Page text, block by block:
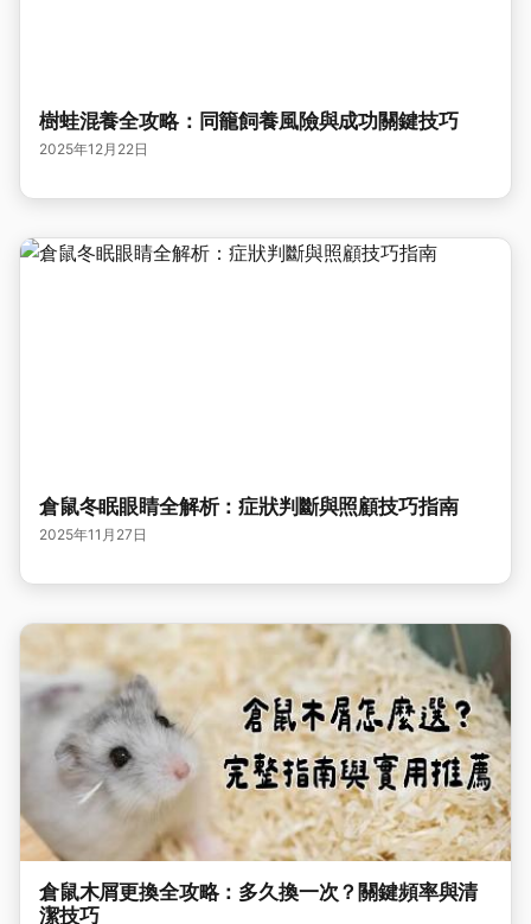
樹蛙混養全攻略：同籠飼養風險與成功關鍵技巧
2025年12月22日
倉鼠冬眠眼睛全解析：症狀判斷與照顧技巧指南
2025年11月27日
倉鼠木屑更換全攻略：多久換一次？關鍵頻率與清
潔技巧